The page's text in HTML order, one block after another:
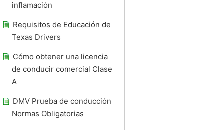
inflamación
Requisitos de Educación de
Texas Drivers
Cómo obtener una licencia
de conducir comercial Clase
A
DMV Prueba de conducción
Normas Obligatorias